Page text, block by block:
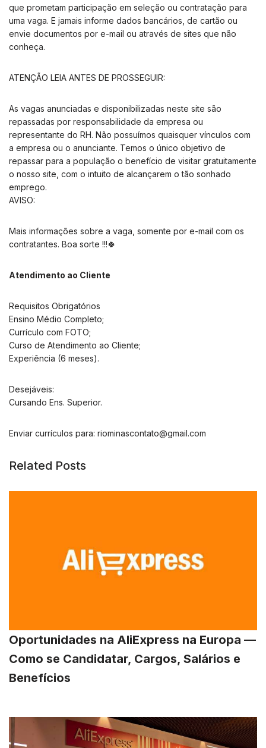
que prometam participação em seleção ou contratação para
uma vaga. E jamais informe dados bancários, de cartão ou
envie documentos por e-mail ou através de sites que não
conheça.
ATENÇÃO LEIA ANTES DE PROSSEGUIR:
As vagas anunciadas e disponibilizadas neste site são
repassadas por responsabilidade da empresa ou
representante do RH. Não possuímos quaisquer vínculos com
a empresa ou o anunciante. Temos o único objetivo de
repassar para a população o benefício de visitar gratuitamente
o nosso site, com o intuito de alcançarem o tão sonhado
emprego.
AVISO:
Mais informações sobre a vaga, somente por e-mail com os
contratantes. Boa sorte !!!🍀
Atendimento ao Cliente
Requisitos Obrigatórios
Ensino Médio Completo;
Currículo com FOTO;
Curso de Atendimento ao Cliente;
Experiência (6 meses).
Desejáveis:
Cursando Ens. Superior.
Enviar currículos para: riominascontato@gmail.com
Related Posts
Oportunidades na AliExpress na Europa —
Como se Candidatar, Cargos, Salários e
Benefícios